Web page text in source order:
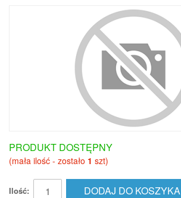
PRODUKT DOSTĘPNY
(mała ilość - zostało 1 szt)
Ilość: DODAJ DO KOSZYKA